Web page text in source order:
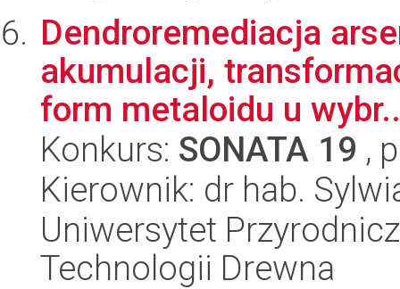
Dendroremediacja
akumulacji,
form metaloidu u
Konkurs: SONATA 19 ,
Kierownik: dr hab.
Uniwersytet
Technologii Drewna